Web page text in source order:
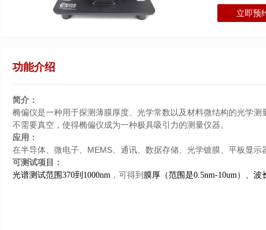
立即预
功能介绍
简介：
椭偏仪是一种用于探测薄膜厚度、光学常数以及材料微结构的光学
不需要真空，使得椭偏仪成为一种极具吸引力的测量仪器。
应用：
在半导体、微电子、 MEMS、通讯、数据存储、光学镀膜、平板显
可测试项目：
光谱测试范围 370到 1000nm，可得到 膜厚（范围是0.5nm-10um）、波